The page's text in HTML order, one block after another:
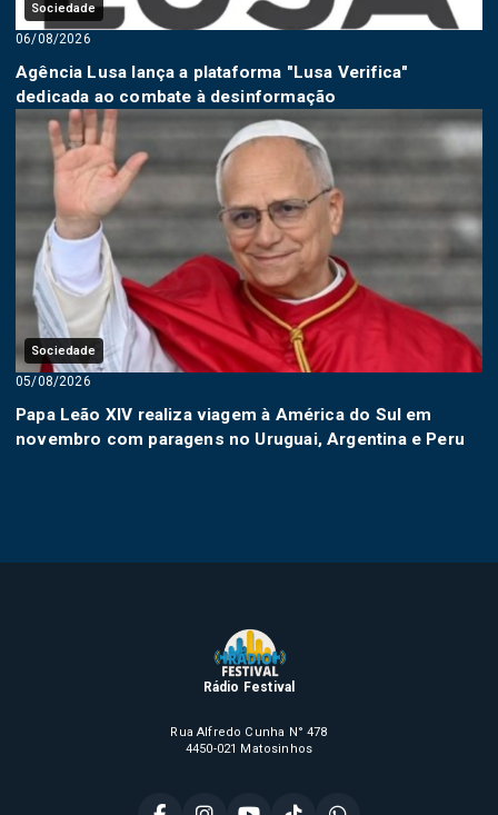
Sociedade
06/08/2026
Agência Lusa lança a plataforma "Lusa Verifica"
dedicada ao combate à desinformação
Sociedade
05/08/2026
Papa Leão XIV realiza viagem à América do Sul em
novembro com paragens no Uruguai, Argentina e Peru
Rádio Festival
Rua Alfredo Cunha N° 478
4450-021 Matosinhos